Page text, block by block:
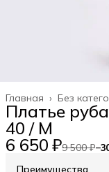
Без
Главная ›
Платье
40 / M
6 650 ₽9 500 ₽−
Преимущества